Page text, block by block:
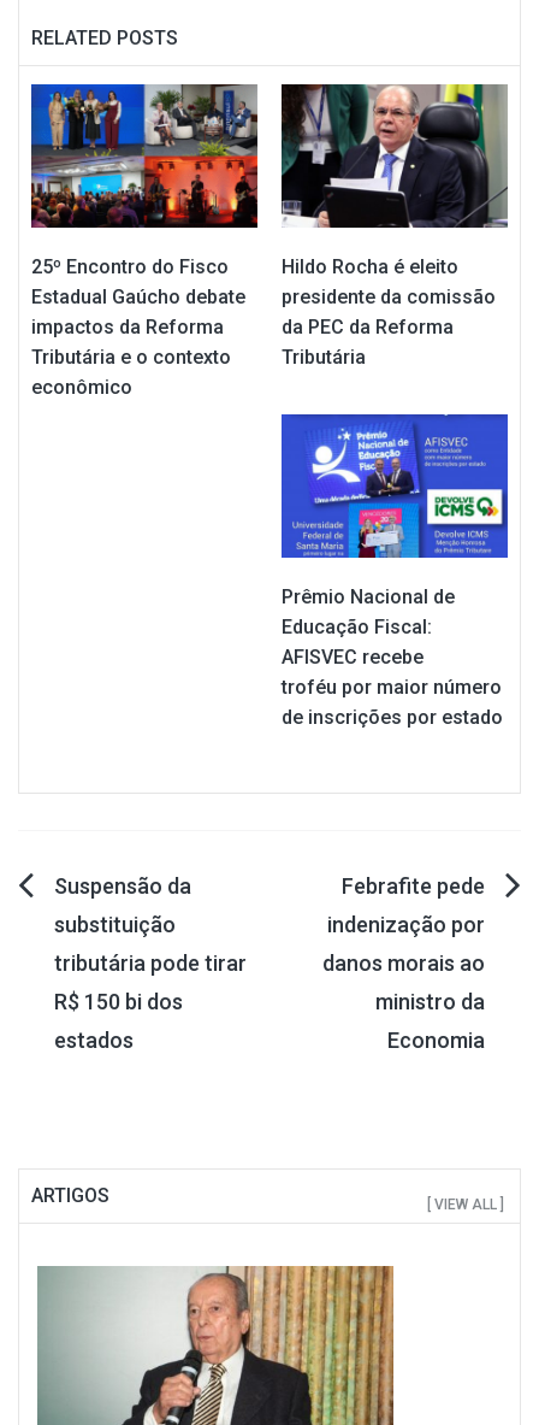
RELATED POSTS
25º Encontro do Fisco
Estadual Gaúcho debate
impactos da Reforma
Tributária e o contexto
econômico
Hildo Rocha é eleito
presidente da comissão
da PEC da Reforma
Tributária
Prêmio Nacional de
Educação Fiscal:
AFISVEC recebe
troféu por maior número
de inscrições por estado
Navegação
de
Post
Suspensão da
substituição
tributária pode tirar
R$ 150 bi dos
estados
Febrafite pede
indenização por
danos morais ao
ministro da
Economia
ARTIGOS [ VIEW ALL ]